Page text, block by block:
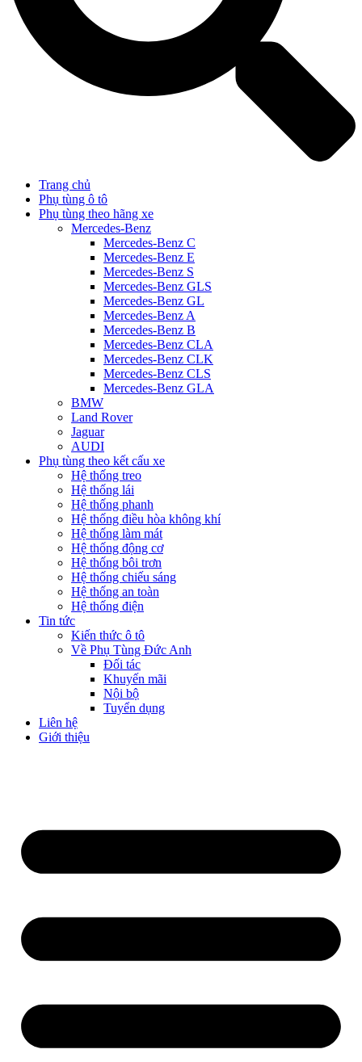
Trang chủ
Phụ tùng ô tô
Phụ tùng theo hãng xe
Mercedes-Benz
Mercedes-Benz C
Mercedes-Benz E
Mercedes-Benz S
Mercedes-Benz GLS
Mercedes-Benz GL
Mercedes-Benz A
Mercedes-Benz B
Mercedes-Benz CLA
Mercedes-Benz CLK
Mercedes-Benz CLS
Mercedes-Benz GLA
BMW
Land Rover
Jaguar
AUDI
Phụ tùng theo kết cấu xe
Hệ thống treo
Hệ thống lái
Hệ thống phanh
Hệ thống điều hòa không khí
Hệ thống làm mát
Hệ thống động cơ
Hệ thống bôi trơn
Hệ thống chiếu sáng
Hệ thống an toàn
Hệ thống điện
Tin tức
Kiến thức ô tô
Về Phụ Tùng Đức Anh
Đối tác
Khuyến mãi
Nội bộ
Tuyển dụng
Liên hệ
Giới thiệu